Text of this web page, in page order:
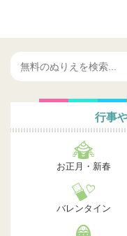
行事
お正月・新春
バレンタイン